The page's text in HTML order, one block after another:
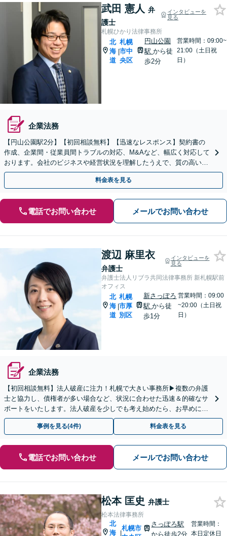
武田 憲人 弁
護士
インタビューを
見る
札幌ひかり法律事務所
北
海
道
|
札幌
市中
央区
円山公園
駅から徒
歩2分
営業時間：09:00~
21:00（土日祝
日）
企業法務
【円山公園駅2分】【初回相談無料】【迅速なレスポンス】契約書の
作成、企業間・従業員間トラブルの対応、M&Aなど、幅広く対応して
おります。会社のビジネスや経営状況を理解したうえで、質の高いリ
ーガルサービスを提供いたします。【電話相談可】
料金表を見る
電話でお問い合わせ メールでお問い合わせ
渡辺 麻里衣
弁護士
インタビューを
見る
弁護士法人リブラ共同法律事務所 新札幌駅前
オフィス
北
海
道
|
札幌
市厚
別区
新さっぽろ
駅から徒
歩1分
営業時間：09:00
~20:00（土日祝
日）
企業法務
【初回相談無料】法人破産に注力！札幌で大きい事務所▶︎複数の弁護
士と協力し、債権者が多い場合など、状況に合わせた迅速＆的確なサ
ポートをいたします。法人破産を少しでも考え始めたら、お早めに
【面談】をご予約ください【休日・夜間相談可】
事例を見る(4件) 料金表を見る
電話でお問い合わせ メールでお問い合わせ
松本 匡史 弁護士
松本法律事務所
北
海 |
札幌市
さっぽろ駅
から徒歩2分
営業時間：
本日定休日